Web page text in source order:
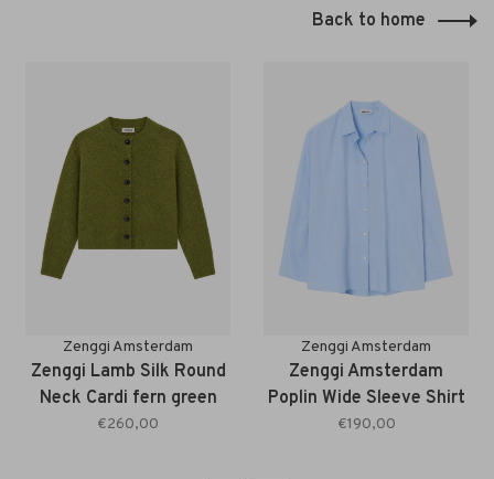
Back to home
Zenggi Amsterdam
Zenggi Lamb Silk Round
Neck Cardi fern green
€260,00
Zenggi Amsterdam
Zenggi Amsterdam
Poplin Wide Sleeve Shirt
sky blue
€190,00